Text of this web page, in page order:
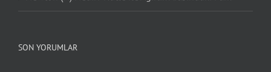
SON YORUMLAR